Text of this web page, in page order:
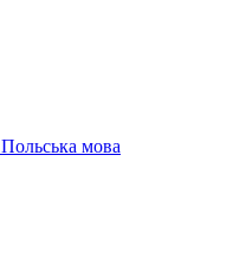
Польська мова